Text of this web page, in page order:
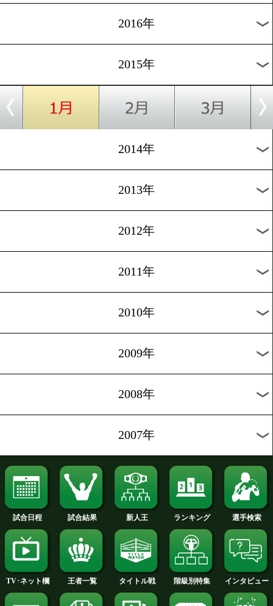
2018年
2017年
2016年
2015年
2014年
2013年
2012年
2011年
2010年
2009年